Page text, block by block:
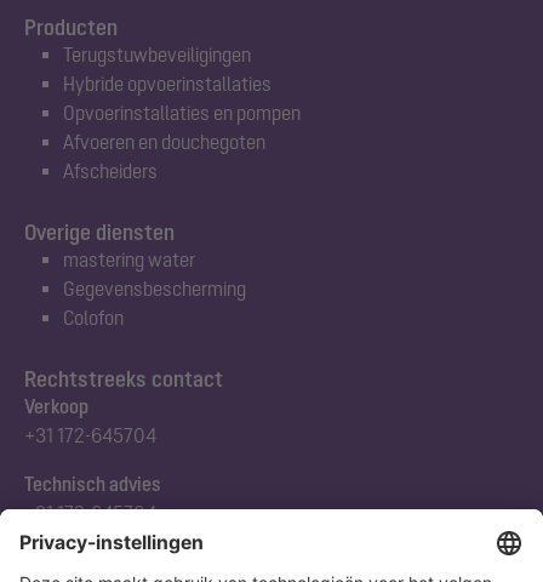
Producten
Terugstuwbeveiligingen
Hybride opvoerinstallaties
Opvoerinstallaties en pompen
Afvoeren en douchegoten
Afscheiders
Rechtstreeks contact
Verkoop
+31 172-645704
Technisch advies
+31 172-645704
Overige diensten
mastering water
Gegevensbescherming
Colofon